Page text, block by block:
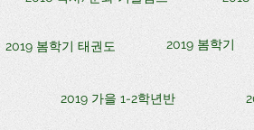
2019 봄학기 태권도 2019 봄학기
2019 가을 1-2학년반